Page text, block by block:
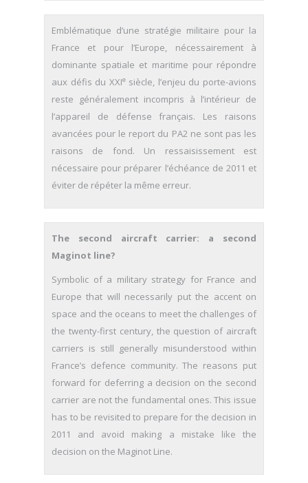
Emblématique d’une stratégie militaire pour la
France et pour l’Europe, nécessairement à
dominante spatiale et maritime pour répondre
aux défis du XXIesiècle, l’enjeu du porte-avions
reste généralement incompris à l’intérieur de
l’appareil de défense français. Les raisons
avancées pour le report du PA2 ne sont pas les
raisons de fond. Un ressaisissement est
nécessaire pour préparer l’échéance de 2011 et
éviter de répéter la même erreur.
The second aircraft carrier: a second
Maginot line?
Symbolic of a military strategy for France and
Europe that will neces­sarily put the accent on
space and the oceans to meet the challenges of
the twenty-first century, the question of aircraft
carriers is still generally misunderstood within
France’s defence community. The reasons put
forward for deferring a decision on the second
carrier are not the fun­damental ones. This issue
has to be revisited to prepare for the decision in
2011 and avoid making a mistake like the
decision on the Maginot Line.